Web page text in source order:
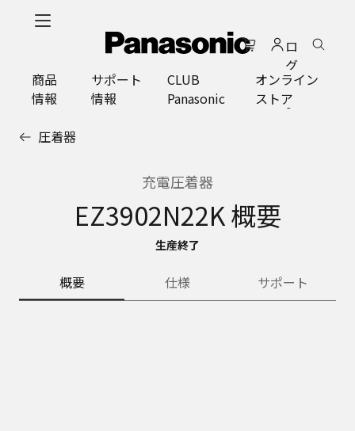
ロ
グ
イ
ン
商品
情報
サポート
情報
CLUB
Panasonic
オンライン
ストア
圧着器
充電圧着器
EZ3902N22K 概要
生産終了
概要 仕様 サポート